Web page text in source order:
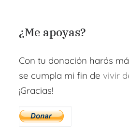
¿Me apoyas?
Con tu donación harás
se cumpla mi fin de vivir
¡Gracias!